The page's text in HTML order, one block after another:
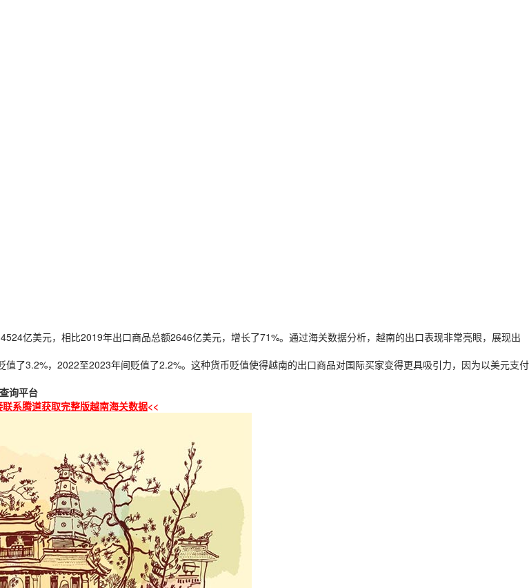
亿美元，相比2019年出口商品总额2646亿美元，增长了71%。通过海关数据分析，越南的出口表现非常亮眼，展现出
了3.2%，2022至2023年间贬值了2.2%。这种货币贬值使得越南的出口商品对国际买家变得更具吸引力，因为以美元支付
询平台
联系腾道获取完整版越南海关数据<<